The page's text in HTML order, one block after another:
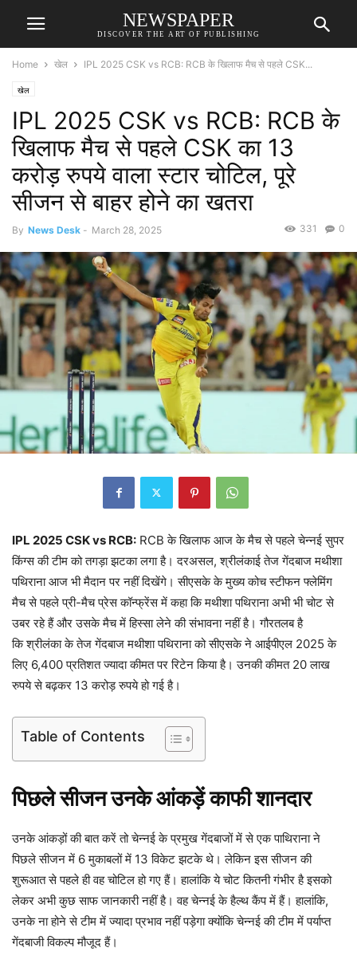
NEWSPAPER
DISCOVER THE ART OF PUBLISHING
Home खेल IPL 2025 CSK vs RCB: RCB के खिलाफ मैच से पहले CSK...
खेल
IPL 2025 CSK vs RCB: RCB के
खिलाफ मैच से पहले CSK का 13
करोड़ रुपये वाला स्टार चोटिल, पूरे
सीजन से बाहर होने का खतरा
By News Desk - March 28, 2025 0
331
IPL 2025 CSK vs RCB: RCB के खिलाफ आज के मैच से पहले चेन्नई सुपर
किंग्स की टीम को तगड़ा झटका लगा है। दरअसल, श्रीलंकाई तेज गेंदबाज मथीशा
पथिराना आज भी मैदान पर नहीं दिखेंगे। सीएसके के मुख्य कोच स्टीफन फ्लेमिंग
मैच से पहले प्री-मैच प्रेस कॉन्फ्रेंस में कहा कि मथीशा पथिराना अभी भी चोट से
उबर रहे हैं और उसके मैच में हिस्सा लेने की संभावना नहीं है। गौरतलब है
कि श्रीलंका के तेज गेंदबाज मथीशा पथिराना को सीएसके ने आईपीएल 2025 के
लिए 6,400 प्रतिशत ज्यादा कीमत पर रिटेन किया है। उनकी कीमत 20 लाख
रुपये से बढ़कर 13 करोड़ रुपये हो गई है।
Table of Contents
पिछले सीजन उनके आंकड़ें काफी शानदार
उनके आंकड़ों की बात करें तो चेन्नई के प्रमुख गेंदबाजों में से एक पाथिराना ने
पिछले सीजन में 6 मुकाबलों में 13 विकेट झटके थे। लेकिन इस सीजन की
शुरूआत से पहले ही वह चोटिल हो गए हैं। हालांकि ये चोट कितनी गंभीर है इसको
लेकर अभी कुछ साफ जानकारी नहीं है। वह चेन्नई के हैल्थ कैंप में हैं। हालांकि,
उनके ना होने से टीम में ज्यादा प्रभाव नहीं पड़ेगा क्योंकि चेन्नई की टीम में पर्याप्त
गेंदबाजी विकल्प मौजूद हैं।